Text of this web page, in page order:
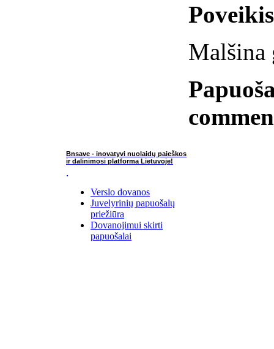
Malšina
Bnsave - inovatyvi nuolaidų paieškos
ir dalinimosi platforma Lietuvoje!
Verslo dovanos
Juvelyrinių papuošalų
priežiūra
Dovanojimui skirti
papuošalai